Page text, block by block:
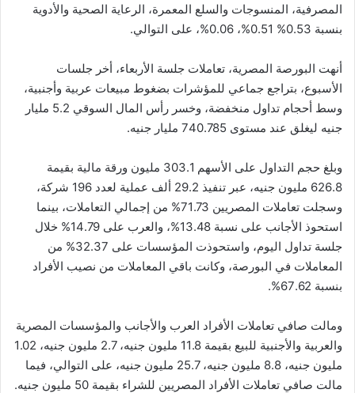
المصرفية، المنسوجات والسلع المعمرة، الرعاية الصحية والأدوية
بنسبة 0.53% 0.51%، 0.06%، على التوالي.
أنهت البورصة المصرية، تعاملات جلسة الأربعاء، أخر جلسات
الأسبوع، بتراجع جماعي للمؤشرات بضغوط مبيعات عربية وأجنبية،
وسط أحجام تداول منخفضة، وخسر رأس المال السوقي 5.2 مليار
جنيه ليغلق عند مستوى 740.785 مليار جنيه.
وبلغ حجم التداول على الأسهم 303.1 مليون ورقة مالية بقيمة
626.8 مليون جنيه، عبر تنفيذ 29.2 ألف عملية لعدد 196 شركة،
وسجلت تعاملات المصريين 71.73% من إجمالي التعاملات، بينما
استحوذ الأجانب على نسبة 13.48%، والعرب على 14.79% خلال
جلسة تداول اليوم، واستحوذت المؤسسات على 32.37% من
المعاملات في البورصة، وكانت باقي المعاملات من نصيب الأفراد
بنسبة 67.62%.
ومالت صافي تعاملات الأفراد العرب والأجانب والمؤسسات المصرية
والعربية والأجنبية للبيع بقيمة 11.8 مليون جنيه، 2.7 مليون جنيه، 1.02
مليون جنيه، 8.8 مليون جنيه، 25.7 مليون جنيه، على التوالي، فيما
مالت صافي تعاملات الأفراد المصريين للشراء بقيمة 50 مليون جنيه.